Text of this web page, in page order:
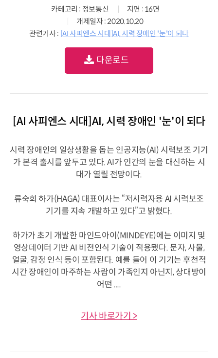
카테고리 : 정보통신
지면 : 16면
개제일자 : 2020.10.20
관련기사 : [AI 사피엔스 시대]AI, 시력 장애인 '눈'이 되다
다운로드
[AI 사피엔스 시대]AI, 시력 장애인 '눈'이 되다
시력 장애인의 일상생활을 돕는 인공지능(AI) 시력보조 기기
가 본격 출시를 앞두고 있다. AI가 인간의 눈을 대신하는 시
대가 열릴 전망이다.
류숙희 하가(HAGA) 대표이사는 “저시력자용 AI 시력보조
기기를 지속 개발하고 있다”고 밝혔다.
하가가 초기 개발한 마인드아이(MINDEYE)에는 이미지 및
영상데이터 기반 AI 비전인식 기술이 적용됐다. 문자, 사물,
얼굴, 감정 인식 등이 포함된다. 예를 들어 이 기기는 후천적
시간 장애인이 마주하는 사람이 가족인지 아닌지, 상대방이
어떤 ....
기사 바로가기 >